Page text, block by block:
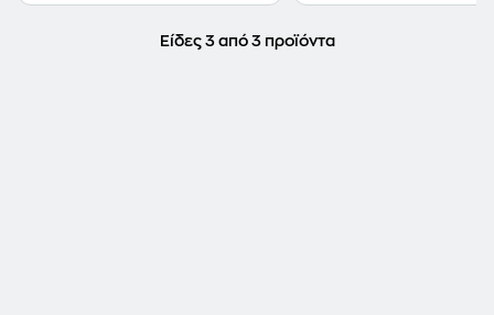
Είδες 3 από 3 προϊόντα